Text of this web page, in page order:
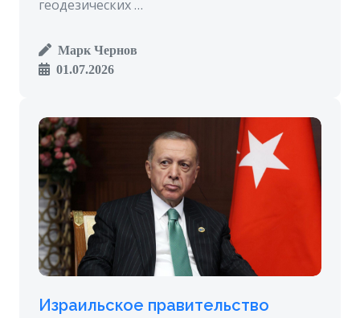
геодезических …
Марк Чернов
01.07.2026
Израильское правительство